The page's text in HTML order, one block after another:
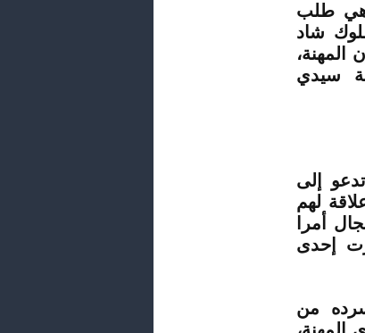
وهي طلب
شاد
المهنة،
سيدي
إلى
لهم
أمرا
إحدى
من